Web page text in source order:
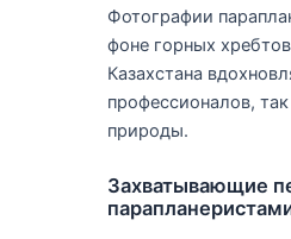
Фотографии
фоне горных
Казахстана
профессионалов,
природы.
Захватывающие